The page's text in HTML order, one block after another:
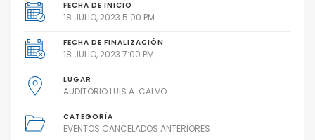
FECHA DE INICIO
18 JULIO, 2023 5:00 PM
FECHA DE FINALIZACIÓN
18 JULIO, 2023 7:00 PM
LUGAR
AUDITORIO LUIS A. CALVO
CATEGORÍA
EVENTOS CANCELADOS ANTERIORES